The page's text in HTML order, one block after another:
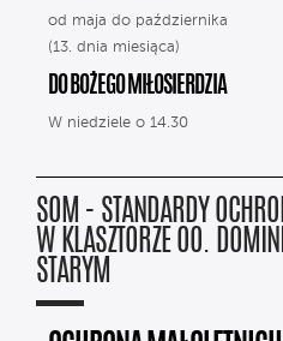
od maja do października
(13. dnia miesiąca)
DO BOŻEGO MIŁOSIERDZIA
W niedziele o 14.30
SOM - STANDARDY
W KLASZTORZE OO.
STARYM